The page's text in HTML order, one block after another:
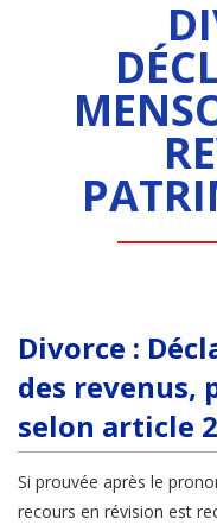
Divorce :
des revenus,
selon article
Si prouvée après le
recours en révision est